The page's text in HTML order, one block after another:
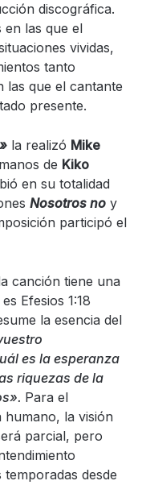
discográfica.
en las que el
vividas,
tanto
las que el cantante
presente.
la realizó Mike
de Kiko
en su totalidad
Nosotros no y
participó el
canción tiene una
Efesios 1:18
la esencia del
es la esperanza
riquezas de la
Para el
humano, la visión
parcial, pero
desde